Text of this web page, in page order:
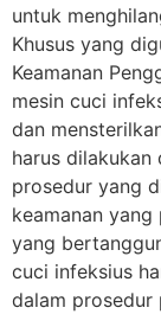
untuk
Khusus yang
Keamanan
mesin cuci
dan
harus dilakukan
prosedur yang
keamanan
yang
cuci infeksius
dalam prosedur